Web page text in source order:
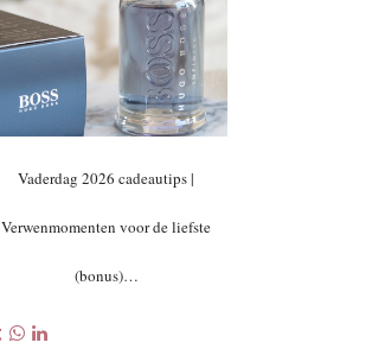
Vaderdag 2026 cadeautips |
Verwenmomenten voor de liefste
(bonus)…